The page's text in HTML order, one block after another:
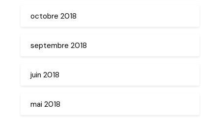
octobre 2018
septembre 2018
juin 2018
mai 2018